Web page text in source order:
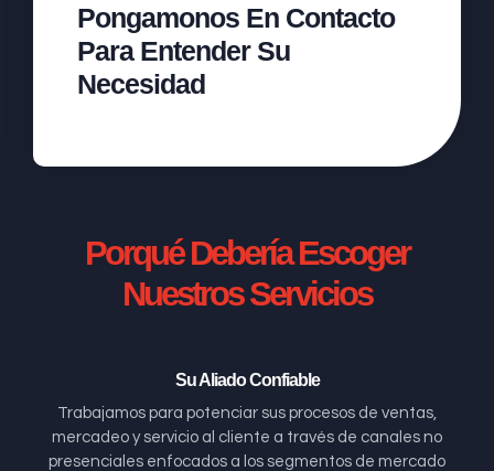
Pongamonos En Contacto
Para Entender Su
Necesidad
Porqué Debería Escoger
Nuestros Servicios
Su Aliado Confiable
Trabajamos para potenciar sus procesos de ventas,
mercadeo y servicio al cliente a través de canales no
presenciales enfocados a los segmentos de mercado